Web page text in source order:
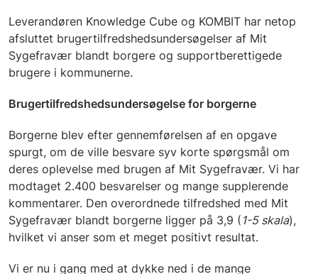
Leverandøren Knowledge Cube og KOMBIT har netop
afsluttet brugertilfredshedsundersøgelser af Mit
Sygefravær blandt borgere og supportberettigede
brugere i kommunerne.
Brugertilfredshedsundersøgelse for borgerne
Borgerne blev efter gennemførelsen af en opgave
spurgt, om de ville besvare syv korte spørgsmål om
deres oplevelse med brugen af Mit Sygefravær. Vi har
modtaget 2.400 besvarelser og mange supplerende
kommentarer. Den overordnede tilfredshed med Mit
Sygefravær blandt borgerne ligger på 3,9 ( 1-5 skala),
hvilket vi anser som et meget positivt resultat.
Vi er nu i gang med at dykke ned i de mange